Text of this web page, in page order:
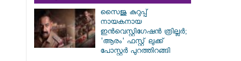
സൈജു കുറുപ്പ്
നായകനായ
ഇൻവെസ്റ്റിഗേഷൻ ത്രില്ലർ;
'ആരം' ഫസ്റ്റ് ലുക്ക്
പോസ്റ്റർ പുറത്തിറങ്ങി